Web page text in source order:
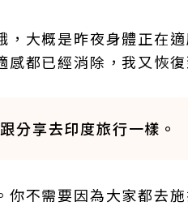
大概是昨夜身體正在
都已經消除，我又恢復
分享去印度旅行一樣。
不需要因為大家都去